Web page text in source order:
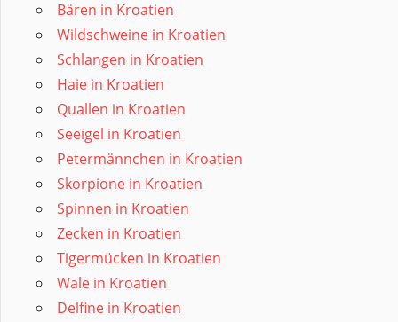
Bären in Kroatien
Wildschweine in Kroatien
Schlangen in Kroatien
Haie in Kroatien
Quallen in Kroatien
Seeigel in Kroatien
Petermännchen in Kroatien
Skorpione in Kroatien
Spinnen in Kroatien
Zecken in Kroatien
Tigermücken in Kroatien
Wale in Kroatien
Delfine in Kroatien